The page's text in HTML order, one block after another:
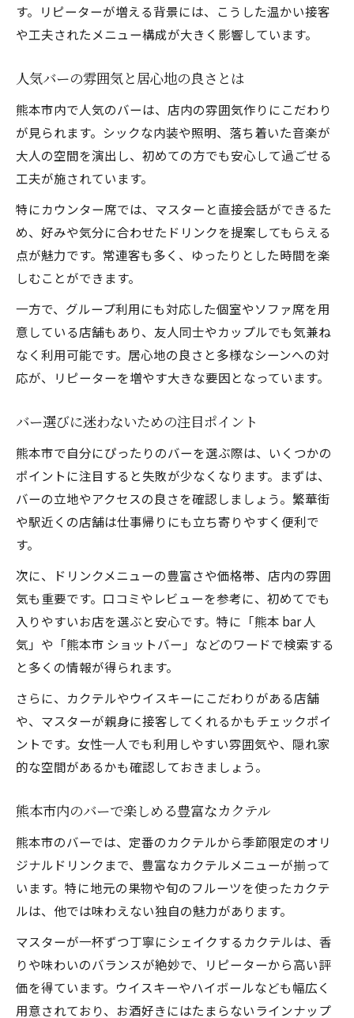
一人でも安心して楽しめるバーの魅力
熊本市内で癒しを感じるバー体験術
バー選びに迷うなら知っておきたいポイント
熊本市でバー選びに困らない方法とは
失敗しないバー選びのチェック項目紹介
アクセスや口コミを生かしたバー探し術
利用シーン別に選ぶ熊本市バーの魅力
初心者におすすめの熊本市内バー紹介
一人飲みにも最適な熊本市内の隠れ家バー
一人飲みにぴったりな熊本市のバー特集
静かな隠れ家バーで過ごす大人の夜時間
熊本市内で安心して入れるバーの選び方
一人でも楽しめるバーのカウンター体験
す。リピーターが増える背景には、こうした温かい接客
や工夫されたメニュー構成が大きく影響しています。
人気バーの雰囲気と居心地の良さとは
熊本市内で人気のバーは、店内の雰囲気作りにこだわり
が見られます。シックな内装や照明、落ち着いた音楽が
大人の空間を演出し、初めての方でも安心して過ごせる
工夫が施されています。
特にカウンター席では、マスターと直接会話ができるた
め、好みや気分に合わせたドリンクを提案してもらえる
点が魅力です。常連客も多く、ゆったりとした時間を楽
しむことができます。
一方で、グループ利用にも対応した個室やソファ席を用
意している店舗もあり、友人同士やカップルでも気兼ね
なく利用可能です。居心地の良さと多様なシーンへの対
応が、リピーターを増やす大きな要因となっています。
バー選びに迷わないための注目ポイント
熊本市で自分にぴったりのバーを選ぶ際は、いくつかの
ポイントに注目すると失敗が少なくなります。まずは、
バーの立地やアクセスの良さを確認しましょう。繁華街
や駅近くの店舗は仕事帰りにも立ち寄りやすく便利で
す。
次に、ドリンクメニューの豊富さや価格帯、店内の雰囲
気も重要です。口コミやレビューを参考に、初めてでも
入りやすいお店を選ぶと安心です。特に「熊本 bar 人
気」や「熊本市 ショットバー」などのワードで検索する
と多くの情報が得られます。
さらに、カクテルやウイスキーにこだわりがある店舗
や、マスターが親身に接客してくれるかもチェックポイ
ントです。女性一人でも利用しやすい雰囲気や、隠れ家
的な空間があるかも確認しておきましょう。
熊本市内のバーで楽しめる豊富なカクテル
熊本市のバーでは、定番のカクテルから季節限定のオリ
ジナルドリンクまで、豊富なカクテルメニューが揃って
います。特に地元の果物や旬のフルーツを使ったカクテ
ルは、他では味わえない独自の魅力があります。
マスターが一杯ずつ丁寧にシェイクするカクテルは、香
りや味わいのバランスが絶妙で、リピーターから高い評
価を得ています。ウイスキーやハイボールなども幅広く
用意されており、お酒好きにはたまらないラインナップ